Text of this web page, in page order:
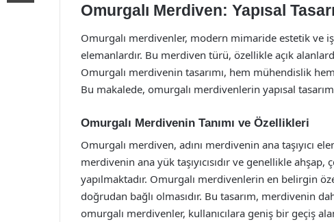
Omurgalı Merdiven: Yapısal
Omurgalı merdivenler, modern mimaride estetik ve
elemanlardır. Bu merdiven türü, özellikle açık
Omurgalı merdivenin tasarımı, hem mühendislik
Bu makalede, omurgalı merdivenlerin yapısal
Omurgalı Merdivenin Tanımı ve Özellikleri
Omurgalı merdiven, adını merdivenin ana taşıyıcı
merdivenin ana yük taşıyıcısıdır ve genellikle
yapılmaktadır. Omurgalı merdivenlerin en belirgin
doğrudan bağlı olmasıdır. Bu tasarım, merdivenin
omurgalı merdivenler, kullanıcılara geniş bir geçiş